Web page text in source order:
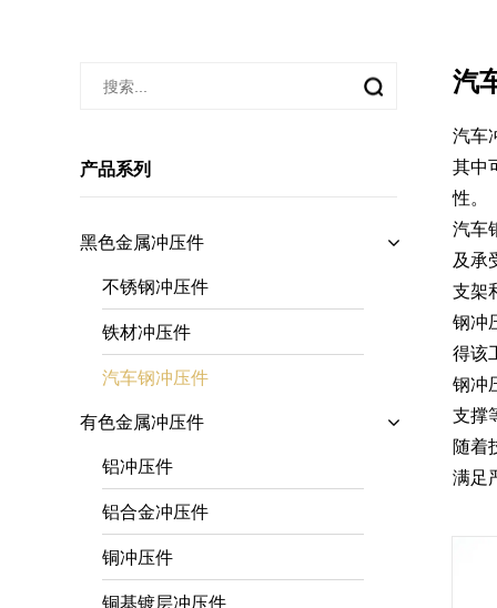
产品系列
黑色金属冲压件
不锈钢冲压件
铁材冲压件
汽车钢冲压件
有色金属冲压件
铝冲压件
铝合金冲压件
铜冲压件
铜基镀层冲压件
汽
汽车
其中
性。
汽车
及承
支架
钢冲
得该
钢冲
支撑
随着
满足